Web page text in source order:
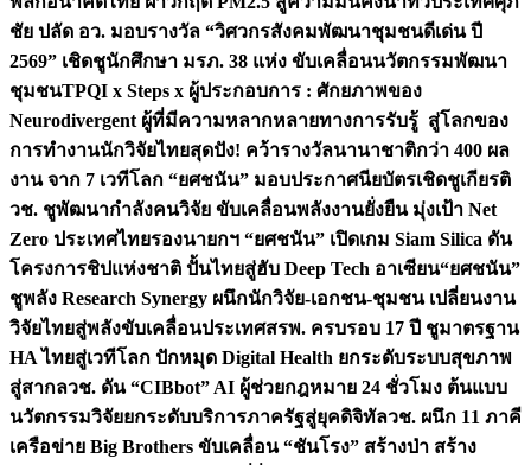
ชัย ปลัด อว. มอบรางวัล “วิศวกรสังคมพัฒนาชุมชนดีเด่น ปี
2569” เชิดชูนักศึกษา มรภ. 38 แห่ง ขับเคลื่อนนวัตกรรมพัฒนา
ชุมชนTPQI x Steps x ผู้ประกอบการ : ศักยภาพของ
Neurodivergent ผู้ที่มีความหลากหลายทางการรับรู้ สู่โลกของ
การทำงานนักวิจัยไทยสุดปัง! คว้ารางวัลนานาชาติกว่า 400 ผล
งาน จาก 7 เวทีโลก “ยศชนัน” มอบประกาศนียบัตรเชิดชูเกียรติ
วช. ชูพัฒนากำลังคนวิจัย ขับเคลื่อนพลังงานยั่งยืน มุ่งเป้า Net
Zero ประเทศไทยรองนายกฯ “ยศชนัน” เปิดเกม Siam Silica ดัน
โครงการชิปแห่งชาติ ปั้นไทยสู่ฮับ Deep Tech อาเซียน“ยศชนัน”
ชูพลัง Research Synergy ผนึกนักวิจัย-เอกชน-ชุมชน เปลี่ยนงาน
วิจัยไทยสู่พลังขับเคลื่อนประเทศสรพ. ครบรอบ 17 ปี ชูมาตรฐาน
HA ไทยสู่เวทีโลก ปักหมุด Digital Health ยกระดับระบบสุขภาพ
สู่สากลวช. ดัน “CIBbot” AI ผู้ช่วยกฎหมาย 24 ชั่วโมง ต้นแบบ
นวัตกรรมวิจัยยกระดับบริการภาครัฐสู่ยุคดิจิทัลวช. ผนึก 11 ภาคี
เครือข่าย Big Brothers ขับเคลื่อน “ชันโรง” สร้างป่า สร้าง